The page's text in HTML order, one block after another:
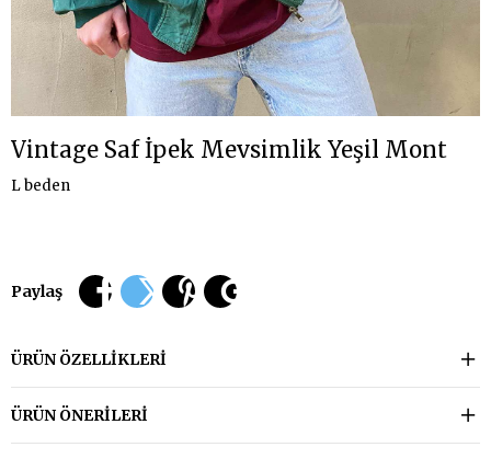
Vintage Saf İpek Mevsimlik Yeşil Mont
L beden
Paylaş
ÜRÜN ÖZELLIKLERI
ÜRÜN ÖNERILERI